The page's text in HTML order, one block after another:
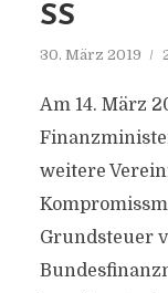
SS
30. März 2019
Am 14. März
weitere
Grundsteuer